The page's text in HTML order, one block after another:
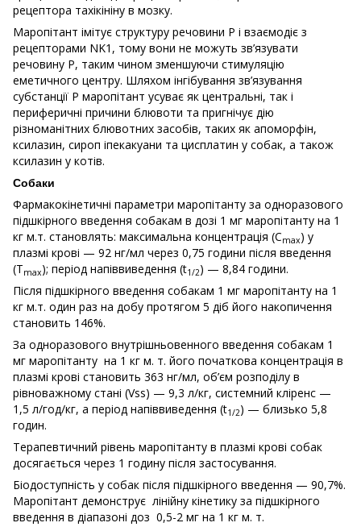
рецептора тахікініну в мозку.
Маропітант імітує структуру речовини P і взаємодіє з
рецепторами NK1, тому вони не можуть зв’язувати
речовину P, таким чином зменшуючи стимуляцію
еметичного центру. Шляхом інгібування зв’язування
субстанції Р маропітант усуває як центральні, так і
периферичні причини блювоти та пригнічує дію
різноманітних блювотних засобів, таких як апоморфін,
ксилазин, сироп іпекакуани та цисплатин у собак, а також
ксилазин у котів.
Собаки
Фармакокінетичні параметри маропітанту за одноразового
підшкірного введення собакам в дозі 1 мг маропітанту на 1
кг м.т. становлять: максимальна концентрація (Cmax) у
плазмі крові — 92 нг/мл через 0,75 години після введення
(Tmax); період напіввиведення (t1/2) — 8,84 години.
Після підшкірного введення собакам 1 мг маропітанту на 1
кг м.т. один раз на добу протягом 5 діб його накопичення
становить 146%.
За одноразового внутрішньовенного введення собакам 1
мг маропітанту на 1 кг м. т. його початкова концентрація в
плазмі крові становить 363 нг/мл, об’єм розподілу в
рівноважному стані (Vss) — 9,3 л/кг, системний кліренс —
1,5 л/год/кг, а період напіввиведення (t1/2) — близько 5,8
годин.
Терапевтичний рівень маропітанту в плазмі крові собак
досягається через 1 годину після застосування.
Біодоступність у собак після підшкірного введення — 90,7%.
Маропітант демонструє лінійну кінетику за підшкірного
введення в діапазоні доз 0,5-2 мг на 1 кг м. т.